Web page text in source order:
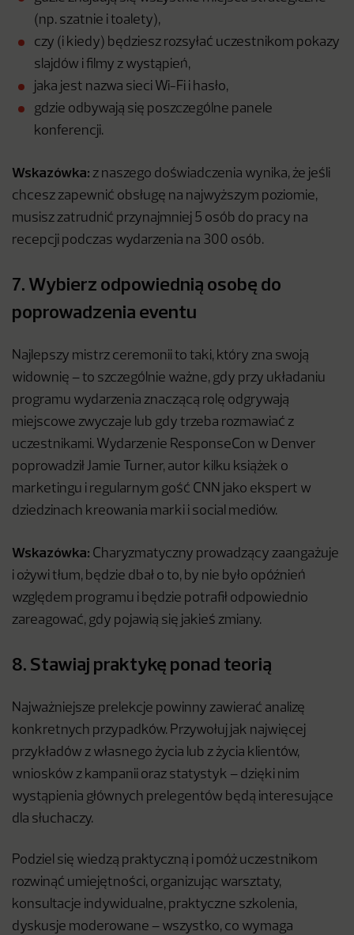
(np. szatnie i toalety),
czy (i kiedy) będziesz rozsyłać uczestnikom pokazy
slajdów i filmy z wystąpień,
jaka jest nazwa sieci Wi-Fi i hasło,
gdzie odbywają się poszczególne panele
konferencji.
Wskazówka: z naszego doświadczenia wynika, że jeśli
chcesz zapewnić obsługę na najwyższym poziomie,
musisz zatrudnić przynajmniej 5 osób do pracy na
recepcji podczas wydarzenia na 300 osób.
7. Wybierz odpowiednią osobę do
poprowadzenia eventu
Najlepszy mistrz ceremonii to taki, który zna swoją
widownię – to szczególnie ważne, gdy przy układaniu
programu wydarzenia znaczącą rolę odgrywają
miejscowe zwyczaje lub gdy trzeba rozmawiać z
uczestnikami. Wydarzenie ResponseCon w Denver
poprowadził Jamie Turner, autor kilku książek o
marketingu i regularnym gość CNN jako ekspert w
dziedzinach kreowania marki i social mediów.
Wskazówka: Charyzmatyczny prowadzący zaangażuje
i ożywi tłum, będzie dbał o to, by nie było opóźnień
względem programu i będzie potrafił odpowiednio
zareagować, gdy pojawią się jakieś zmiany.
8. Stawiaj praktykę ponad teorią
Najważniejsze prelekcje powinny zawierać analizę
konkretnych przypadków. Przywołuj jak najwięcej
przykładów z własnego życia lub z życia klientów,
wniosków z kampanii oraz statystyk – dzięki nim
wystąpienia głównych prelegentów będą interesujące
dla słuchaczy.
Podziel się wiedzą praktyczną i pomóż uczestnikom
rozwinąć umiejętności, organizując warsztaty,
konsultacje indywidualne, praktyczne szkolenia,
dyskusje moderowane – wszystko, co wymaga